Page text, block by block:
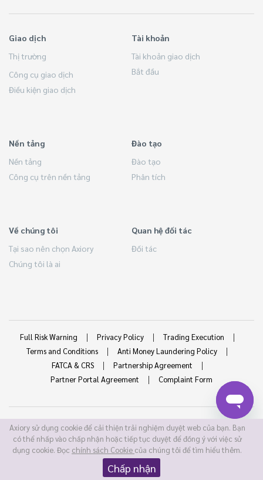
Giao dịch
Thị trường
Công cụ giao dịch
Điều kiện giao dịch
Tài khoản
Tài khoản giao dịch
Bắt đầu
Nền tảng
Nền tảng
Công cụ trên nền tảng
Đào tạo
Đào tạo
Phân tích
Về chúng tôi
Tại sao nên chọn Axiory
Chúng tôi là ai
Quan hệ đối tác
Đối tác
Full Risk Warning Privacy Policy
Trading Execution
Terms and Conditions
Anti Money Laundering Policy
FATCA & CRS
Partnership Agreement
Partner Portal Agreement
Complaint Form
RISK WARNING
Giao dịch ký quỹ ngoại hối có mức độ rủi ro cao và có thể
không phù hợp với tất cả các nhà đầu tư. Đòn bẩy cao làm gia
tăng cả lợi nhuận và rủi ro tiềm năng của bạn. Trước khi quyết
Axiory sử dụng cookie để cải thiện trải nghiệm duyệt web của bạn. Bạn
có thể nhấp vào chấp nhận hoặc tiếp tục duyệt để đồng ý với việc sử
dụng cookie. Đọc chính sách Cookie của chúng tôi để tìm hiểu thêm.
Chấp nhận